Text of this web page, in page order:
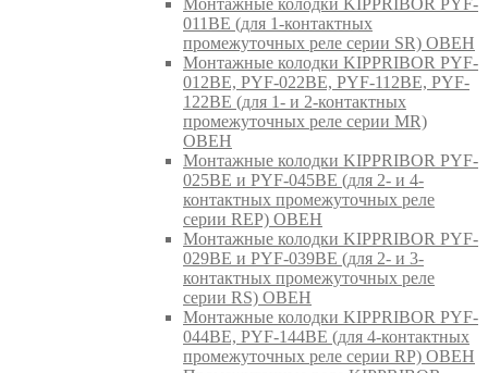
Монтажные колодки KIPPRIBOR PYF-
011BE (для 1-контактных
промежуточных реле серии SR) ОВЕН
Монтажные колодки KIPPRIBOR PYF-
012BE, PYF-022BE, PYF-112BE, PYF-
122BE (для 1- и 2-контактных
промежуточных реле серии MR)
ОВЕН
Монтажные колодки KIPPRIBOR PYF-
025BE и PYF-045BE (для 2- и 4-
контактных промежуточных реле
серии REP) ОВЕН
Монтажные колодки KIPPRIBOR PYF-
029BE и PYF-039BE (для 2- и 3-
контактных промежуточных реле
серии RS) ОВЕН
Монтажные колодки KIPPRIBOR PYF-
044BE, PYF-144BE (для 4-контактных
промежуточных реле серии RP) ОВЕН